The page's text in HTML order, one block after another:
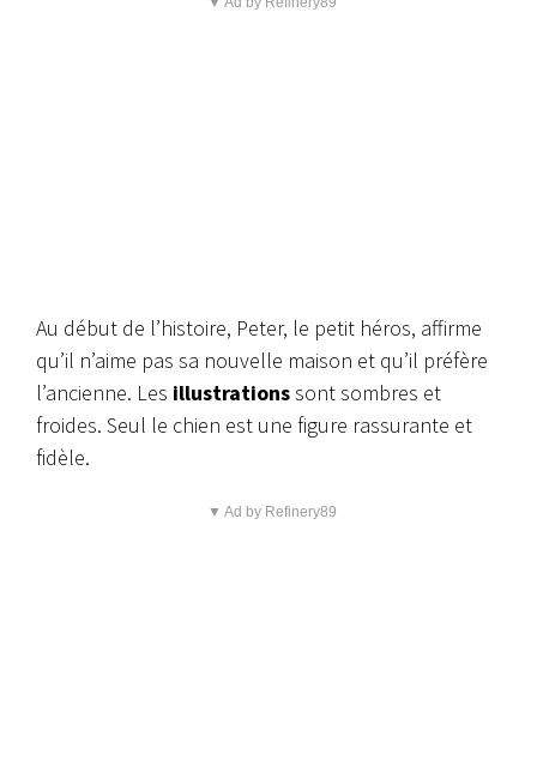
Au début de l’histoire, Peter, le petit héros, affirme
qu’il n’aime pas sa nouvelle maison et qu’il préfère
l’ancienne. Les illustrationssont sombres et
froides. Seul le chien est une figure rassurante et
fidèle.
▼ Ad by Refinery89